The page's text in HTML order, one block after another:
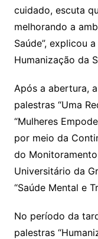
cuidado, escuta
melhorando a
Saúde”, explicou
Humanização da
Após a abertura,
palestras “Uma
“Mulheres
por meio da
do
Universitário da
“Saúde Mental e
No período da
palestras